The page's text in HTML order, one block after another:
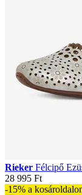
Rieker Félcipő
28 995 Ft
-15% a